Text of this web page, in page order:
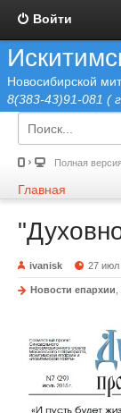
Войти
Новосибирской
8(383-43)91-081 (
Полная
Главная
ivanisk 27 июл
Новости епархии